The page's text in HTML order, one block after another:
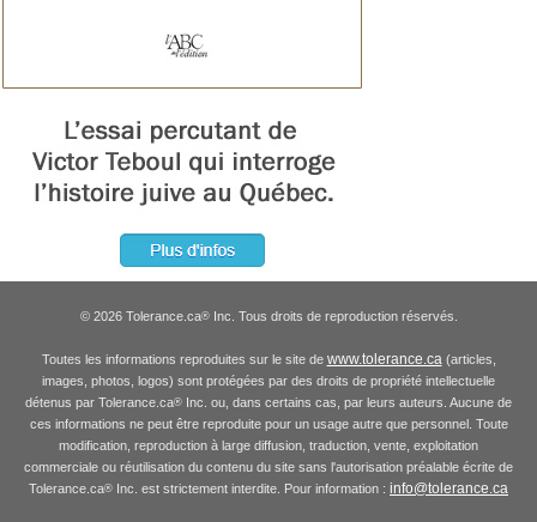
© 2026 Tolerance.ca®Inc. Tous droits de reproduction réservés.
Toutes les informations reproduites sur le site de www.tolerance.ca(articles,
images, photos, logos) sont protégées par des droits de propriété intellectuelle
détenus par Tolerance.ca® Inc. ou, dans certains cas, par leurs auteurs. Aucune de
ces informations ne peut être reproduite pour un usage autre que personnel. Toute
modification, reproduction à large diffusion, traduction, vente, exploitation
commerciale ou réutilisation du contenu du site sans l'autorisation préalable écrite de
Tolerance.ca® Inc. est strictement interdite. Pour information : info@tolerance.ca